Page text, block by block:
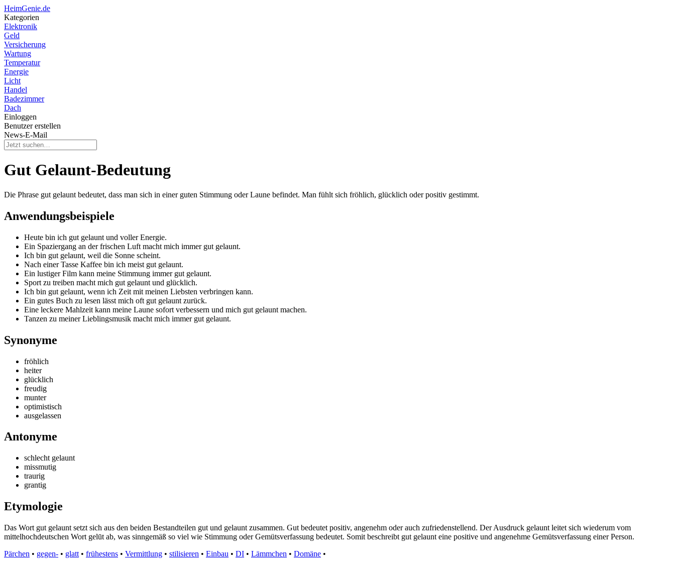
HeimGenie.de
Kategorien
Elektronik
Geld
Versicherung
Wartung
Temperatur
Energie
Licht
Handel
Badezimmer
Dach
Einloggen
Benutzer erstellen
News-E-Mail
Gut Gelaunt-Bedeutung
Die Phrase gut gelaunt bedeutet, dass man sich in einer guten Stimmung oder Laune befindet. Man fühlt sich fröhlich, glücklich oder positiv gestimmt.
Anwendungsbeispiele
Heute bin ich gut gelaunt und voller Energie.
Ein Spaziergang an der frischen Luft macht mich immer gut gelaunt.
Ich bin gut gelaunt, weil die Sonne scheint.
Nach einer Tasse Kaffee bin ich meist gut gelaunt.
Ein lustiger Film kann meine Stimmung immer gut gelaunt.
Sport zu treiben macht mich gut gelaunt und glücklich.
Ich bin gut gelaunt, wenn ich Zeit mit meinen Liebsten verbringen kann.
Ein gutes Buch zu lesen lässt mich oft gut gelaunt zurück.
Eine leckere Mahlzeit kann meine Laune sofort verbessern und mich gut gelaunt machen.
Tanzen zu meiner Lieblingsmusik macht mich immer gut gelaunt.
Synonyme
fröhlich
heiter
glücklich
freudig
munter
optimistisch
ausgelassen
Antonyme
schlecht gelaunt
missmutig
traurig
grantig
Etymologie
Das Wort gut gelaunt setzt sich aus den beiden Bestandteilen gut und gelaunt zusammen. Gut bedeutet positiv, angenehm oder auch zufriedenstellend. Der Ausdruck gelaunt leitet sich wiederum vom
mittelhochdeutschen Wort gelūt ab, was sinngemäß so viel wie Stimmung oder Gemütsverfassung bedeutet. Somit beschreibt gut gelaunt eine positive und angenehme Gemütsverfassung einer Person.
Pärchen • gegen- • glatt • frühestens • Vermittlung • stilisieren • Einbau • DI • Lämmchen • Domäne •